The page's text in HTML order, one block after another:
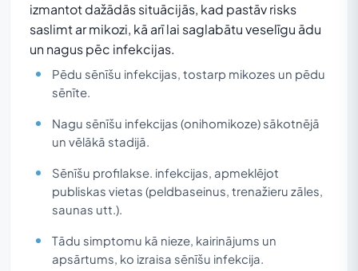
izmantot dažādās situācijās, kad pastāv risks
saslimt ar mikozi, kā arī lai saglabātu veselīgu ādu
un nagus pēc infekcijas.
Pēdu sēnīšu infekcijas, tostarp mikozes un pēdu
sēnīte.
Nagu sēnīšu infekcijas (onihomikoze) sākotnējā
un vēlākā stadijā.
Sēnīšu profilakse. infekcijas, apmeklējot
publiskas vietas (peldbaseinus, trenažieru zāles,
saunas utt.).
Tādu simptomu kā nieze, kairinājums un
apsārtums, ko izraisa sēnīšu infekcija.